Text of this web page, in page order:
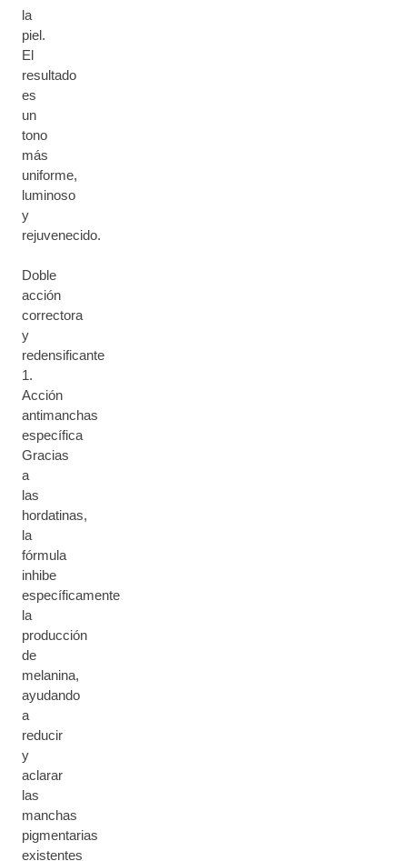
la
piel.
El
resultado
es
un
tono
más
uniforme,
luminoso
y
rejuvenecido.
Doble
acción
correctora
y
redensificante
1.
Acción
antimanchas
específica
Gracias
a
las
hordatinas,
la
fórmula
inhibe
específicamente
la
producción
de
melanina,
ayudando
a
reducir
y
aclarar
las
manchas
pigmentarias
existentes